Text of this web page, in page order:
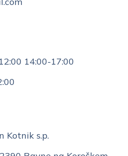
14:00-17:00
Kotnik s.p.